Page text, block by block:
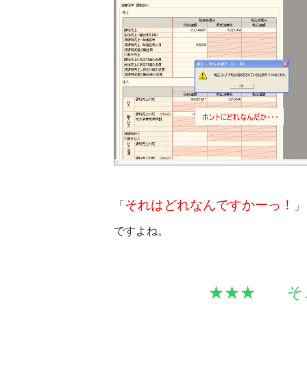
「 それはどれなんですかーっ！ 」
ですよね。
★★★ そこで